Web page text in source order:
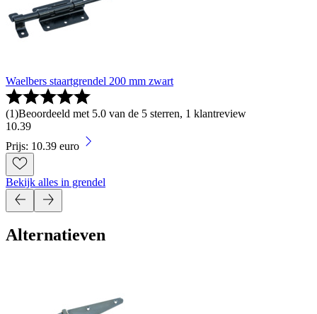
Waelbers staartgrendel 200 mm zwart
(1)Beoordeeld met 5.0 van de 5 sterren, 1 klantreview
10.39
Prijs: 10.39 euro
Bekijk alles in grendel
Alternatieven